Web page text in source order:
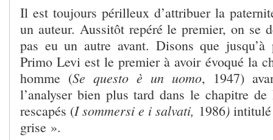
Il est toujours périlleux d’attribuer la
un auteur. Aussitôt repéré le premier, on se
pas eu un autre avant. Disons que jusqu’à
Primo Levi est le premier à avoir évoqué la
homme (Se questo è un uomo, 1947)
l’analyser bien plus tard dans le chapitre
rescapés (I sommersi e i salvati, 1986)
grise ».